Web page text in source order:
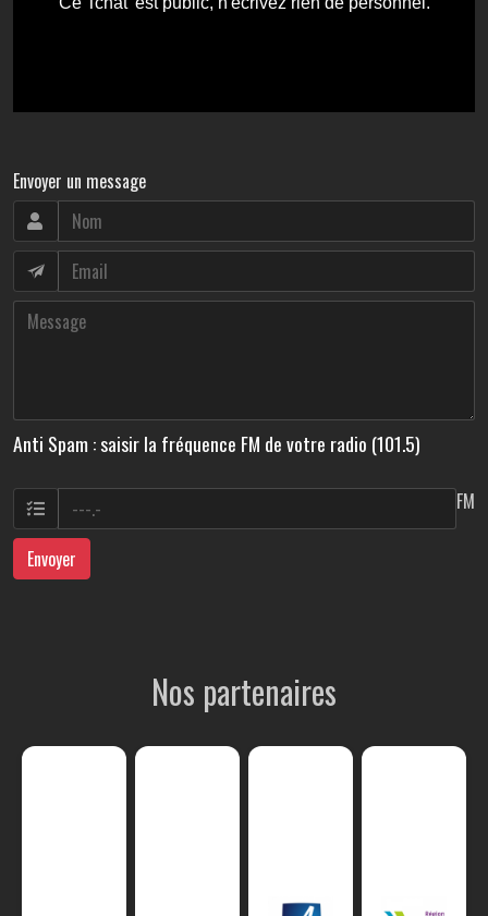
Envoyer un message
Anti Spam : saisir la fréquence FM de votre radio (101.5)
FM
Envoyer
Nos partenaires